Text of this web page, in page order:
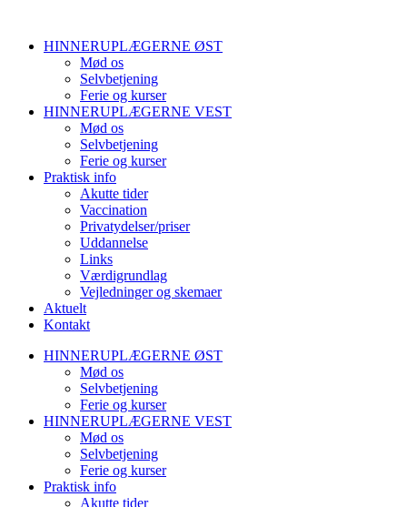
HINNERUPLÆGERNE ØST
Mød os
Selvbetjening
Ferie og kurser
HINNERUPLÆGERNE VEST
Mød os
Selvbetjening
Ferie og kurser
Praktisk info
Akutte tider
Vaccination
Privatydelser/priser
Uddannelse
Links
Værdigrundlag
Vejledninger og skemaer
Aktuelt
Kontakt
HINNERUPLÆGERNE ØST
Mød os
Selvbetjening
Ferie og kurser
HINNERUPLÆGERNE VEST
Mød os
Selvbetjening
Ferie og kurser
Praktisk info
Akutte tider